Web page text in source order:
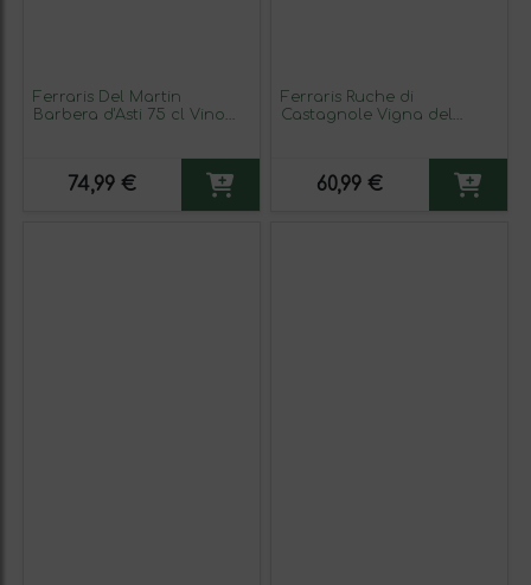
Ferraris Del Martin
Barbera d'Asti 75 cl Vino
74,99 €
Ferraris Ruche di
Castagnole Vigna del
60,99 €